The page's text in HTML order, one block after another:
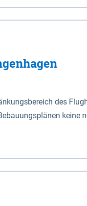
Schnackenburg im
Das
des
keine